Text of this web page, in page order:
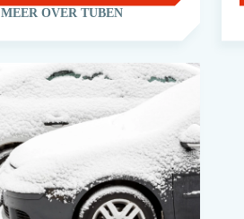
MEER OVER TUBEN